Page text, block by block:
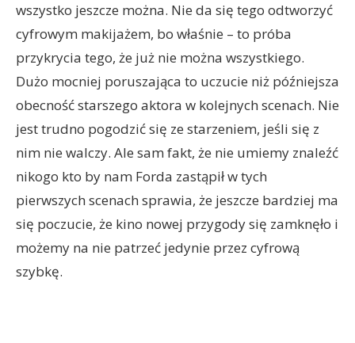
wszystko jeszcze można. Nie da się tego odtworzyć
cyfrowym makijażem, bo właśnie – to próba
przykrycia tego, że już nie można wszystkiego.
Dużo mocniej poruszająca to uczucie niż późniejsza
obecność starszego aktora w kolejnych scenach. Nie
jest trudno pogodzić się ze starzeniem, jeśli się z
nim nie walczy. Ale sam fakt, że nie umiemy znaleźć
nikogo kto by nam Forda zastąpił w tych
pierwszych scenach sprawia, że jeszcze bardziej ma
się poczucie, że kino nowej przygody się zamknęło i
możemy na nie patrzeć jedynie przez cyfrową
szybkę.